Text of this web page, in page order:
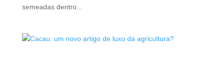
semeadas dentro...